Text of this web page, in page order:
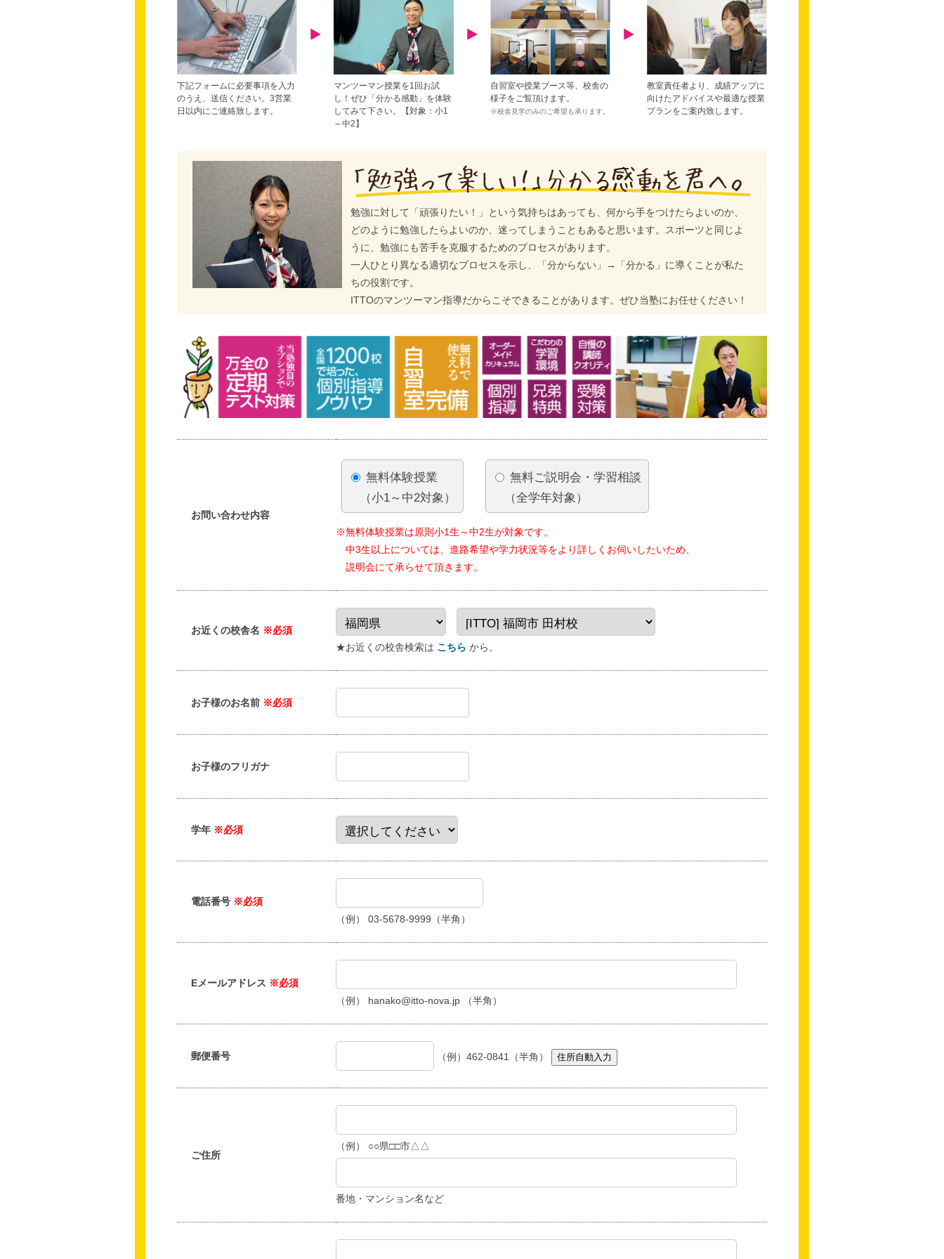
下記フォームに必要事項を入力
のうえ、送信ください。3営業
日以内にご連絡致します。
マンツーマン授業を1回お試
し！ぜひ「分かる感動」を体験
してみて下さい。【対象：小1
～中2】
自習室や授業ブース等、校舎の
様子をご覧頂けます。
※校舎見学のみのご希望も承ります。
教室責任者より、成績アップに
向けたアドバイスや最適な授業
プランをご案内致します。
勉強に対して「頑張りたい！」という気持ちはあっても、何から手をつけたらよいのか、
どのように勉強したらよいのか、迷ってしまうこともあると思います。スポーツと同じよ
うに、勉強にも苦手を克服するためのプロセスがあります。
一人ひとり異なる適切なプロセスを示し、「分からない」→「分かる」に導くことが私た
ちの役割です。
ITTOのマンツーマン指導だからこそできることがあります。ぜひ当塾にお任せください！
お問い合わせ内容
無料体験授業
（小1～中2対象）
無料ご説明会・学習相談
（全学年対象）
※無料体験授業は原則小1生～中2生が対象です。
中3生以上については、進路希望や学力状況等をより詳しくお伺いしたいため、
説明会にて承らせて頂きます。
お近くの校舎名 ※必須
★お近くの校舎検索は こちら から。
お子様のお名前 ※必須
お子様のフリガナ
学年 ※必須
電話番号 ※必須
（例） 03-5678-9999（半角）
Eメールアドレス ※必須
（例） hanako@itto-nova.jp （半角）
郵便番号 （例）462-0841（半角） 住所自動入力
ご住所
（例） ○○県□□市△△
番地・マンション名など